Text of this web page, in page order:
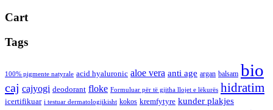
Cart
Tags
100% pigmente natyrale acid hyaluronic aloe vera anti age argan balsam bio
caj cajyogi deodorant floke Formuluar për të gjitha llojet e lëkurës hidratim
icertifikuar i testuar dermatologjikisht kokos kremfytyre kunder plakjes